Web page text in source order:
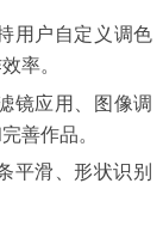
用户自定义调色
率。
镜应用、图像调
善作品。
平滑、形状识别